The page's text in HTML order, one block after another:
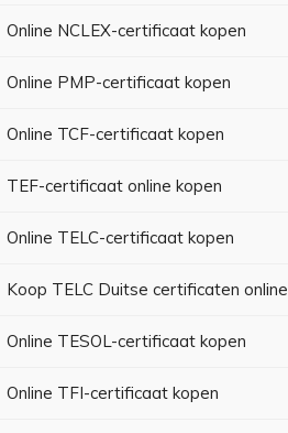
Online NCLEX-certificaat kopen
Online PMP-certificaat kopen
Online TCF-certificaat kopen
TEF-certificaat online kopen
Online TELC-certificaat kopen
Koop TELC Duitse certificaten online
Online TESOL-certificaat kopen
Online TFI-certificaat kopen